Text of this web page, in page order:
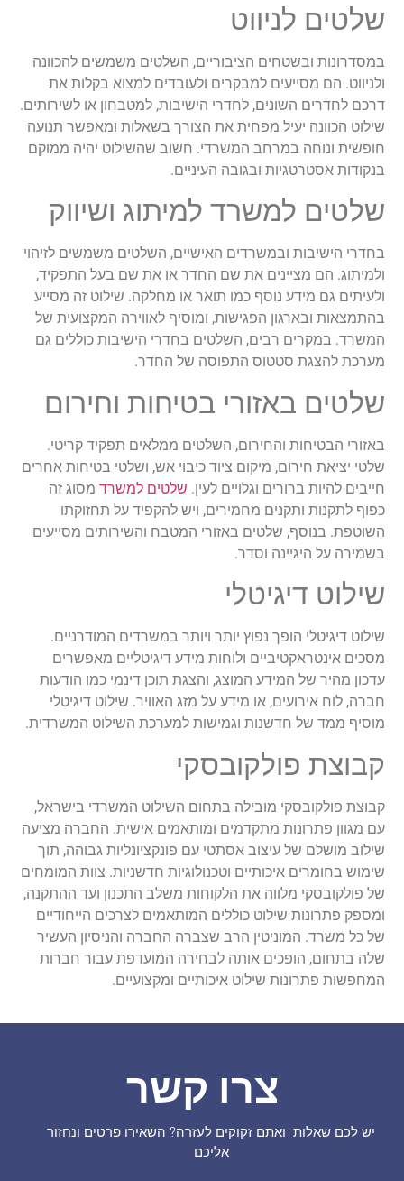
שלטים לניווט
במסדרונות ובשטחים הציבוריים, השלטים משמשים להכוונה
ולניווט. הם מסייעים למבקרים ולעובדים למצוא בקלות את
דרכם לחדרים השונים, לחדרי הישיבות, למטבחון או לשירותים.
שילוט הכוונה יעיל מפחית את הצורך בשאלות ומאפשר תנועה
חופשית ונוחה במרחב המשרדי. חשוב שהשילוט יהיה ממוקם
בנקודות אסטרטגיות ובגובה העיניים.
שלטים למשרד למיתוג ושיווק
בחדרי הישיבות ובמשרדים האישיים, השלטים משמשים לזיהוי
ולמיתוג. הם מציינים את שם החדר או את שם בעל התפקיד,
ולעיתים גם מידע נוסף כמו תואר או מחלקה. שילוט זה מסייע
בהתמצאות ובארגון הפגישות, ומוסיף לאווירה המקצועית של
המשרד. במקרים רבים, השלטים בחדרי הישיבות כוללים גם
מערכת להצגת סטטוס התפוסה של החדר.
שלטים באזורי בטיחות וחירום
באזורי הבטיחות והחירום, השלטים ממלאים תפקיד קריטי.
שלטי יציאת חירום, מיקום ציוד כיבוי אש, ושלטי בטיחות אחרים
חייבים להיות ברורים וגלויים לעין. שלטים למשרד מסוג זה
כפוף לתקנות ותקנים מחמירים, ויש להקפיד על תחזוקתו
השוטפת. בנוסף, שלטים באזורי המטבח והשירותים מסייעים
בשמירה על היגיינה וסדר.
שילוט דיגיטלי
שילוט דיגיטלי הופך נפוץ יותר ויותר במשרדים המודרניים.
מסכים אינטראקטיביים ולוחות מידע דיגיטליים מאפשרים
עדכון מהיר של המידע המוצג, והצגת תוכן דינמי כמו הודעות
חברה, לוח אירועים, או מידע על מזג האוויר. שילוט דיגיטלי
מוסיף ממד של חדשנות וגמישות למערכת השילוט המשרדית.
קבוצת פולקובסקי
קבוצת פולקובסקי מובילה בתחום השילוט המשרדי בישראל,
עם מגוון פתרונות מתקדמים ומותאמים אישית. החברה מציעה
שילוב מושלם של עיצוב אסתטי עם פונקציונליות גבוהה, תוך
שימוש בחומרים איכותיים וטכנולוגיות חדשניות. צוות המומחים
של פולקובסקי מלווה את הלקוחות משלב התכנון ועד ההתקנה,
ומספק פתרונות שילוט כוללים המותאמים לצרכים הייחודיים
של כל משרד. המוניטין הרב שצברה החברה והניסיון העשיר
שלה בתחום, הופכים אותה לבחירה המועדפת עבור חברות
המחפשות פתרונות שילוט איכותיים ומקצועיים.
צרו קשר
יש לכם שאלות ואתם זקוקים לעזרה? השאירו פרטים ונחזור
אליכם